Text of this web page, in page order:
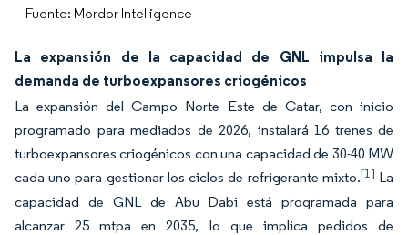
Fuente: Mordor Intelligence
La expansión de la capacidad de GNL impulsa la
demanda de turboexpansores criogénicos
La expansión del Campo Norte Este de Catar, con inicio
programado para mediados de 2026, instalará 16 trenes de
turboexpansores criogénicos con una capacidad de 30-40 MW
cada uno para gestionar los ciclos de refrigerante mixto.[1] La
capacidad de GNL de Abu Dabi está programada para
alcanzar 25 mtpa en 2035, lo que implica pedidos de